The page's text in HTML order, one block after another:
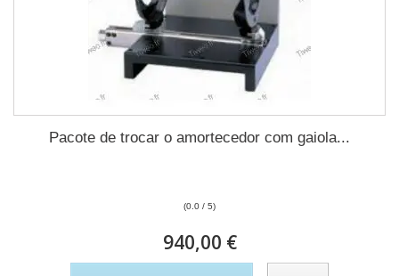
Pacote de trocar o amortecedor com gaiola...
(0.0 / 5)
940,00 €